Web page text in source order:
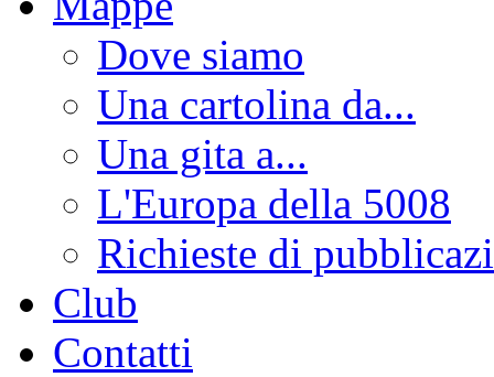
Dove siamo
Una cartolina da...
Una gita a...
L'Europa della 5008
Richieste di
Club
Contatti